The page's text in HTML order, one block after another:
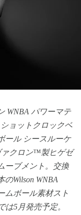
WNBA パワーマテ
ショットクロックベ
ール シースルーケ
ァクロン™️製ヒゲゼ
ーブメント。交換
Wilson WNBA
ムボール素材スト
は5月発売予定。